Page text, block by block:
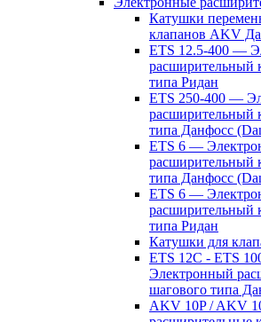
Катушки
клапанов AKV
ETS 12.5-400 —
расширительный
типа Ридан
ETS 250-400 —
расширительный
типа Данфосс
ETS 6 —
расширительный
типа Данфосс
ETS 6 —
расширительный
типа Ридан
Катушки для
ETS 12C - ETS
Электронный
шагового типа
AKV 10P / AKV